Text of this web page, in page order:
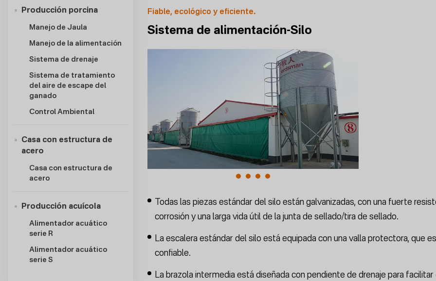
Producción porcina
Manejo de Jaula
Manejo de la alimentación
Sistema de drenaje
Sistema de tratamiento
del aire de escape del
ganado
Control Ambiental
Casa con estructura de
acero
Casa con estructura de
acero
Producción acuícola
Alimentador acuático
serie R
Alimentador acuático
serie S
Fiable, ecológico y eficiente.
Sistema de alimentación-Silo
Todas las piezas estándar del silo están galvanizadas, con una fuerte
corrosión y una larga vida útil de la junta de sellado/tira de sellado.
La escalera estándar del silo está equipada con una valla protectora, que
confiable.
La brazola intermedia está diseñada con pendiente de drenaje para facilitar